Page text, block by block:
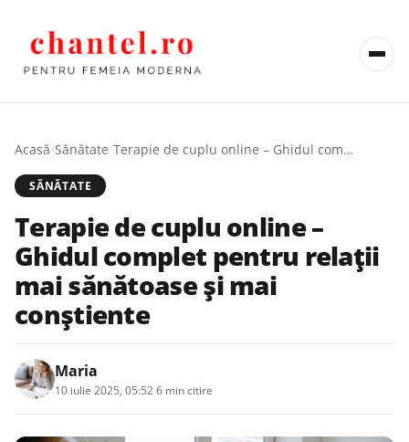
Acasă/Sănătate/ Terapie de cuplu online – Ghidul complet pentru relații mai sănătoase și mai conștiente
SĂNĂTATE
Terapie de cuplu online –
Ghidul complet pentru relații
mai sănătoase și mai
conștiente
Maria
10 iulie 2025, 05:526 min citire